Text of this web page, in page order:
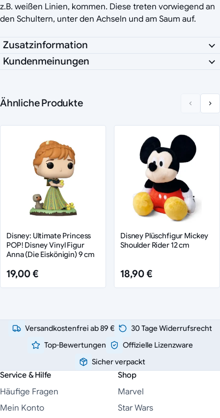
z.B. weißen Linien, kommen. Diese treten vorwiegend an
den Schultern, unter den Achseln und am Saum auf.
Zusatzinformation
Kundenmeinungen
Ähnliche Produkte
Disney: Ultimate Princess
POP! Disney Vinyl Figur
Anna (Die Eiskönigin) 9 cm
19,00 €
Disney Plüschfigur Mickey
Shoulder Rider 12 cm
18,90 €
Versandkostenfrei ab 89 €
30 Tage Widerrufsrecht
Top-Bewertungen
Offizielle Lizenzware
Sicher verpackt
Service & Hilfe
Häufige Fragen
Mein Konto
Shop
Marvel
Star Wars